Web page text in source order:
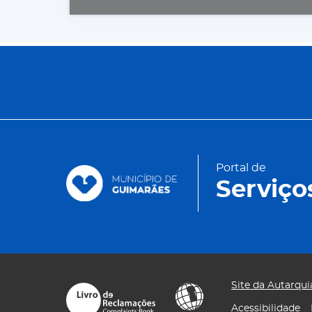
Portal de
Site da
Acessibilidade